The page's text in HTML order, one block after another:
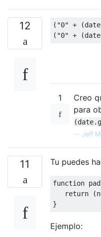
12 ( "0" + (date
( "0" + (date
1
Creo
para
— Jeff
11 Tu puedes
function
return
(
}
Ejemplo: